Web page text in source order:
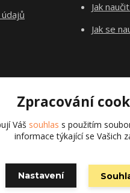
Jak
Jak se
2022 chytry-skolak.cz. All
Zpracování
Váš souhlas s použitím
informace týkající se Vašich
Nastavení